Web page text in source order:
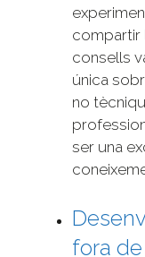
compartir
consells
única
no
ser una
fora de